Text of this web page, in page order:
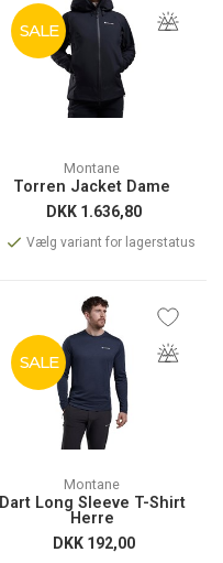
SALE
Montane
Torren Jacket Dame
DKK 1.636,80
Vælg variant for lagerstatus
SALE
Montane
Dart Long Sleeve T-Shirt
Herre
DKK 192,00